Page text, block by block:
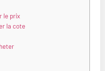
le prix
la cote